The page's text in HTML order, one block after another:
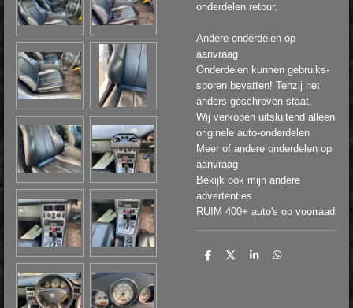
onderdelen retour.
Andere onderdelen op
aanvraag
Onderdelen kunnen gebruiks-
sporen bevatten! Tenzij het
anders geschreven staat.
Wij verkopen uitsluitend alleen
originele auto-onderdelen
Meer of andere onderdelen op
aanvraag
Bekijk ook mijn andere
advertenties
RUIM 400+ auto's op voorraad
D
D
S
D